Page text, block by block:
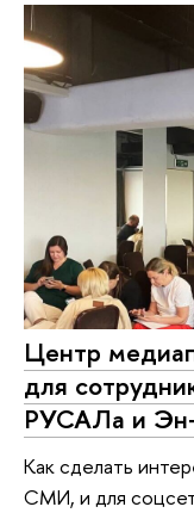
Центр
для
РУСАЛа и
Как сделать
СМИ, и для